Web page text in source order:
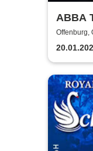
ABBA
by
Offenburg,